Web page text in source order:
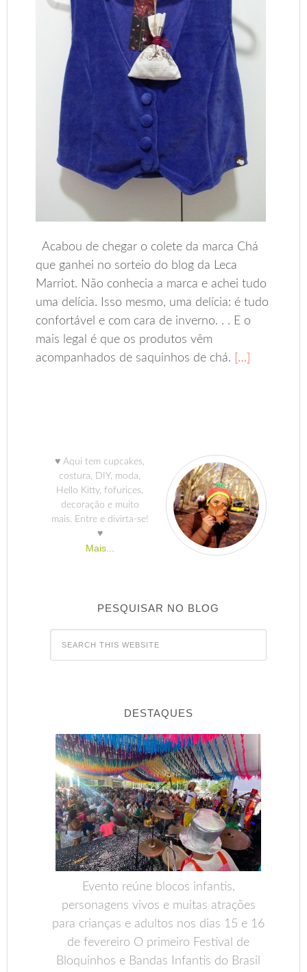
Acabou de chegar o colete da marca Chá
que ganhei no sorteio do blog da Leca
Marriot. Não conhecia a marca e achei tudo
uma delícia. Isso mesmo, uma delícia: é tudo
confortável e com cara de inverno. . . E o
mais legal é que os produtos vêm
acompanhados de saquinhos de chá. […]
♥ Aqui tem cupcakes,
costura, DIY, moda,
Hello Kitty, fofurices,
decoração e muito
mais. Entre e divirta-se!
♥
Mais...
PESQUISAR NO BLOG
DESTAQUES
Evento reúne blocos infantis,
personagens vivos e muitas atrações
para crianças e adultos nos dias 15 e 16
de fevereiro O primeiro Festival de
Bloquinhos e Bandas Infantis do Brasil